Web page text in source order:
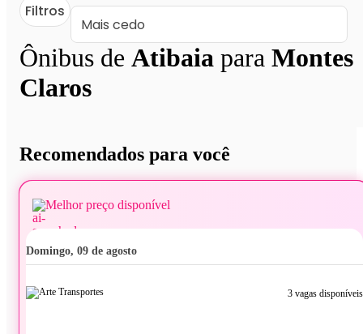
Ônibus de Atibaia para Montes
Claros
Filtros
Recomendados para você
Melhor preço disponível
domingo, 09 de agosto
3 vagas disponíveis